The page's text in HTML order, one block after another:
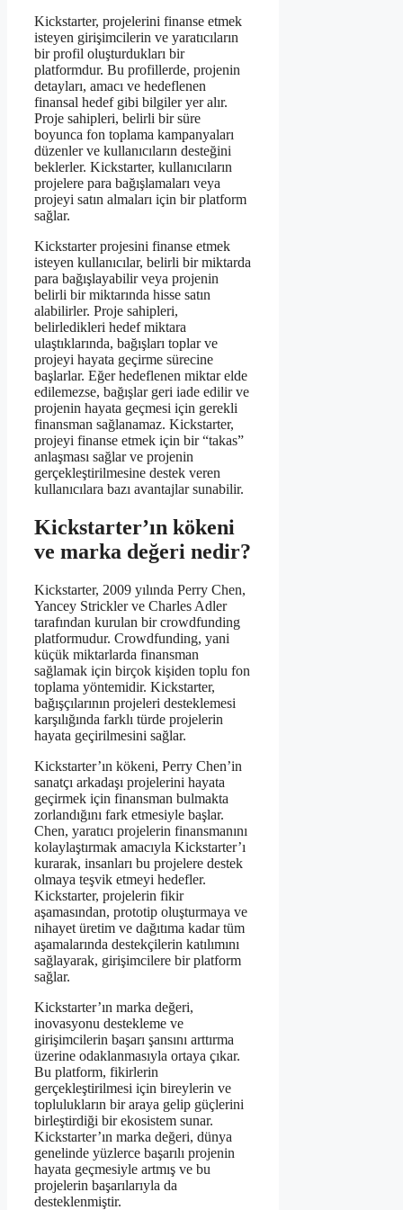
Kickstarter, projelerini finanse etmek
isteyen girişimcilerin ve yaratıcıların
bir profil oluşturdukları bir
platformdur. Bu profillerde, projenin
detayları, amacı ve hedeflenen
finansal hedef gibi bilgiler yer alır.
Proje sahipleri, belirli bir süre
boyunca fon toplama kampanyaları
düzenler ve kullanıcıların desteğini
beklerler. Kickstarter, kullanıcıların
projelere para bağışlamaları veya
projeyi satın almaları için bir platform
sağlar.
Kickstarter projesini finanse etmek
isteyen kullanıcılar, belirli bir miktarda
para bağışlayabilir veya projenin
belirli bir miktarında hisse satın
alabilirler. Proje sahipleri,
belirledikleri hedef miktara
ulaştıklarında, bağışları toplar ve
projeyi hayata geçirme sürecine
başlarlar. Eğer hedeflenen miktar elde
edilemezse, bağışlar geri iade edilir ve
projenin hayata geçmesi için gerekli
finansman sağlanamaz. Kickstarter,
projeyi finanse etmek için bir “takas”
anlaşması sağlar ve projenin
gerçekleştirilmesine destek veren
kullanıcılara bazı avantajlar sunabilir.
Kickstarter’ın kökeni
ve marka değeri nedir?
Kickstarter, 2009 yılında Perry Chen,
Yancey Strickler ve Charles Adler
tarafından kurulan bir crowdfunding
platformudur. Crowdfunding, yani
küçük miktarlarda finansman
sağlamak için birçok kişiden toplu fon
toplama yöntemidir. Kickstarter,
bağışçılarının projeleri desteklemesi
karşılığında farklı türde projelerin
hayata geçirilmesini sağlar.
Kickstarter’ın kökeni, Perry Chen’in
sanatçı arkadaşı projelerini hayata
geçirmek için finansman bulmakta
zorlandığını fark etmesiyle başlar.
Chen, yaratıcı projelerin finansmanını
kolaylaştırmak amacıyla Kickstarter’ı
kurarak, insanları bu projelere destek
olmaya teşvik etmeyi hedefler.
Kickstarter, projelerin fikir
aşamasından, prototip oluşturmaya ve
nihayet üretim ve dağıtıma kadar tüm
aşamalarında destekçilerin katılımını
sağlayarak, girişimcilere bir platform
sağlar.
Kickstarter’ın marka değeri,
inovasyonu destekleme ve
girişimcilerin başarı şansını arttırma
üzerine odaklanmasıyla ortaya çıkar.
Bu platform, fikirlerin
gerçekleştirilmesi için bireylerin ve
toplulukların bir araya gelip güçlerini
birleştirdiği bir ekosistem sunar.
Kickstarter’ın marka değeri, dünya
genelinde yüzlerce başarılı projenin
hayata geçmesiyle artmış ve bu
projelerin başarılarıyla da
desteklenmiştir.